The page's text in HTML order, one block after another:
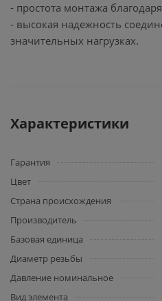
- простота монтажа
- высокая надежность
значительных нагрузках.
Характеристики
Гарантия
Цвет
Страна происхождения
Производитель
Базовая единица
Диаметр резьбы
Давление номинальное
Вид элемента